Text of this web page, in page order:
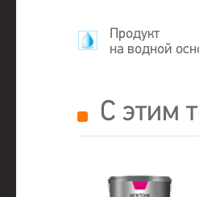
Продукт
на водной
С этим